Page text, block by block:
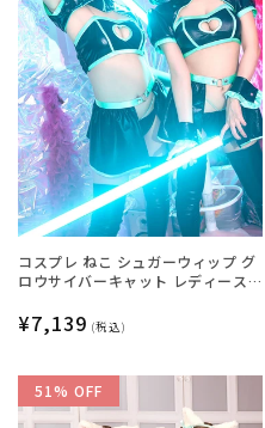
コスプレ ねこ シュガーウィップ グ
ロウサイバーキャット レディース
【クリアストーン】♡
通
価
格
¥7,139 (税込)
51% OFF